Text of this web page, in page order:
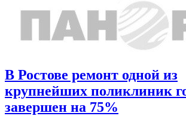
В Ростове ремонт одной из
крупнейших поликлиник
завершен на 75%